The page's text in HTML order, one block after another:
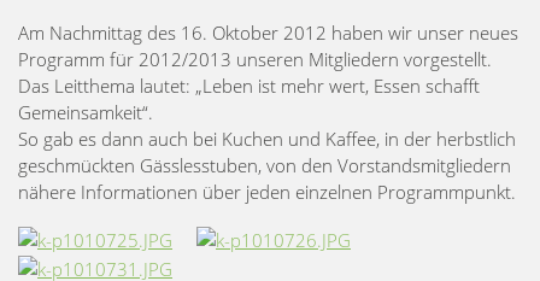
Am Nachmittag des 16. Oktober 2012 haben wir unser neues
Programm für 2012/2013 unseren Mitgliedern vorgestellt.
Das Leitthema lautet: „Leben ist mehr wert, Essen schafft
Gemeinsamkeit“.
So gab es dann auch bei Kuchen und Kaffee, in der herbstlich
geschmückten Gässlesstuben, von den Vorstandsmitgliedern
nähere Informationen über jeden einzelnen Programmpunkt.